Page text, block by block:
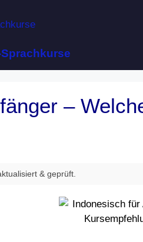
–
& geprüft.